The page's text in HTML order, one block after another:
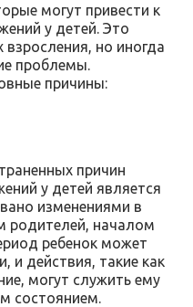
могут привести к
у детей. Это
но иногда
проблемы.
причины:
причин
у детей является
изменениями в
родителей, началом
ребенок может
и действия, такие как
могут служить ему
состоянием.